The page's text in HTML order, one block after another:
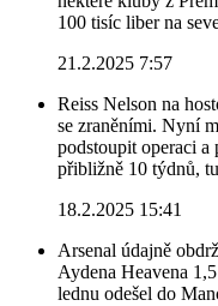
100 tisíc liber na
21.2.2025 7:57
Reiss Nelson na
se zraněními. Nyní
podstoupit operaci
přibližně 10 týdnů,
18.2.2025 15:41
Arsenal údajně
Aydena Heavena
lednu odešel do